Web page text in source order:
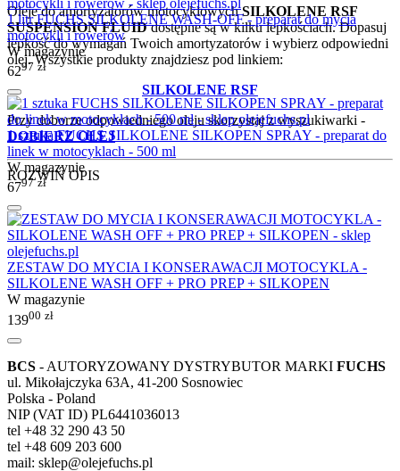
Oleje do amortyzatorów motocyklowychSILKOLENE RSF
SUSPENSION FLUIDdostępne są w kilku lepkościach. Dopasuj
lepkość do wymagań Twoich amortyzatorów i wybierz odpowiedni
olej. Wszystkie produkty znajdziesz pod linkiem:
SILKOLENE RSF
Przy doborze odpowiedniego oleju skorzystaj z wyszukiwarki -
DOBIERZ OLEJ
ROZWIŃ OPIS
1 litr FUCHS SILKOLENE WASH-OFF - preparat do mycia
motocykli i rowerów
W magazynie
6297 zł
1 sztuka FUCHS SILKOLENE SILKOPEN SPRAY - preparat do
linek w motocyklach - 500 ml
W magazynie
6797 zł
ZESTAW DO MYCIA I KONSERAWACJI MOTOCYKLA -
SILKOLENE WASH OFF + PRO PREP + SILKOPEN
W magazynie
13900 zł
BCS - AUTORYZOWANY DYSTRYBUTOR MARKI FUCHS
ul. Mikołajczyka 63A, 41-200 Sosnowiec
Polska - Poland
NIP (VAT ID) PL6441036013
tel +48 32 290 43 50
tel +48 609 203 600
mail: sklep@olejefuchs.pl